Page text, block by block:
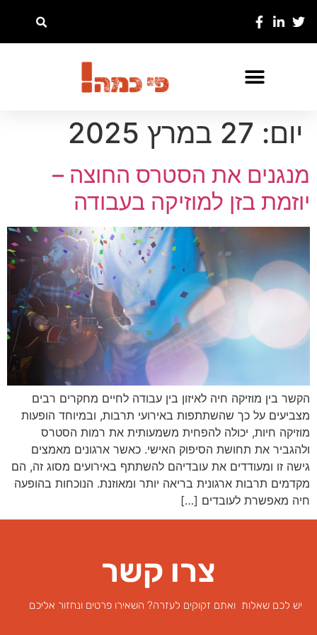
יום: 27 במרץ 2025
מנגנים את הסטרס החוצה –
יוזמת בזן למוזיקה בעבודה
הקשר בין מוזיקה חיה לאיזון בין עבודה לחיים מחקרים רבים
מצביעים על כך שהשתתפות באירועי תרבות, ובמיוחד הופעות
מוזיקה חיות, יכולה להפחית משמעותית את רמות הסטרס
ולהגביר את תחושת הסיפוק האישי. כאשר ארגונים מאמצים
גישה זו ומעודדים את עובדיהם להשתתף באירועים מסוג זה, הם
מקדמים תרבות ארגונית בריאה יותר ומאוזנת. הנוכחות בהופעה
חיה מאפשרת לעובדים […]
צרו קשר
יש לכם שאלות ואתם זקוקים לעזרה? השאירו פרטים ונחזור אליכם